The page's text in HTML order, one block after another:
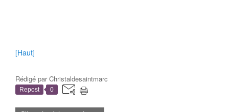
[Haut]
Rédigé parChristaldesaintmarc
Repost 0